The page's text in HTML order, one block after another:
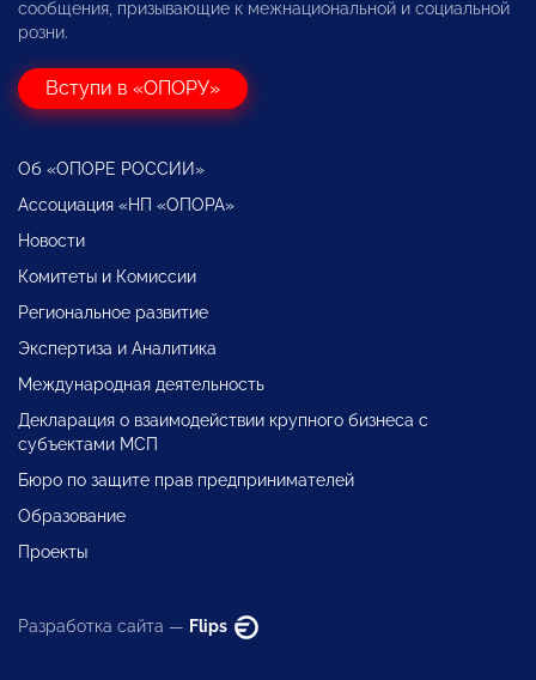
сообщения, призывающие к межнациональной и социальной
розни.
Вступи в «ОПОРУ»
Об «ОПОРЕ РОССИИ»
Ассоциация «НП «ОПОРА»
Новости
Комитеты и Комиссии
Региональное развитие
Экспертиза и Аналитика
Международная деятельность
Декларация о взаимодействии крупного бизнеса с
субъектами МСП
Бюро по защите прав предпринимателей
Образование
Проекты
Разработка сайта — Flips